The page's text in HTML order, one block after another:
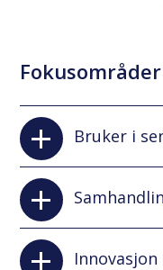
Bruker i